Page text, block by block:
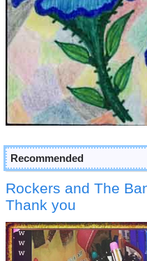
Recommended
Rockers and The
Thank you